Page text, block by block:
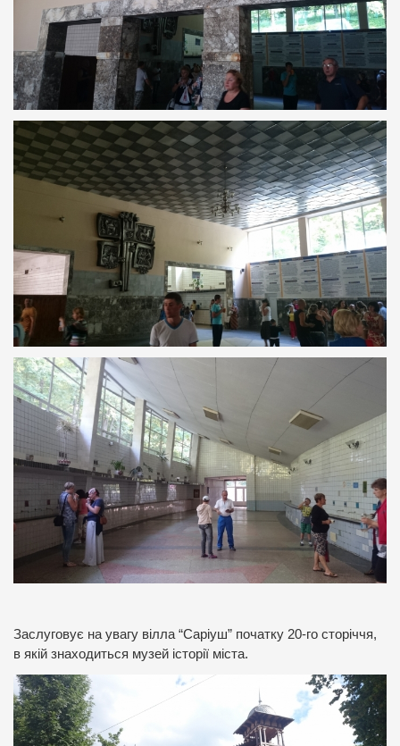
Заслуговує на увагу вілла “Саріуш” початку 20-го сторіччя,
в якій знаходиться музей історії міста.